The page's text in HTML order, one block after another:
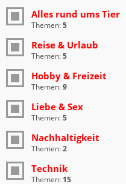
Alles rund ums Tier
Themen:5
Reise & Urlaub
Themen:5
Hobby & Freizeit
Themen:9
Liebe & Sex
Themen:5
Nachhaltigkeit
Themen:2
Technik
Themen: 15